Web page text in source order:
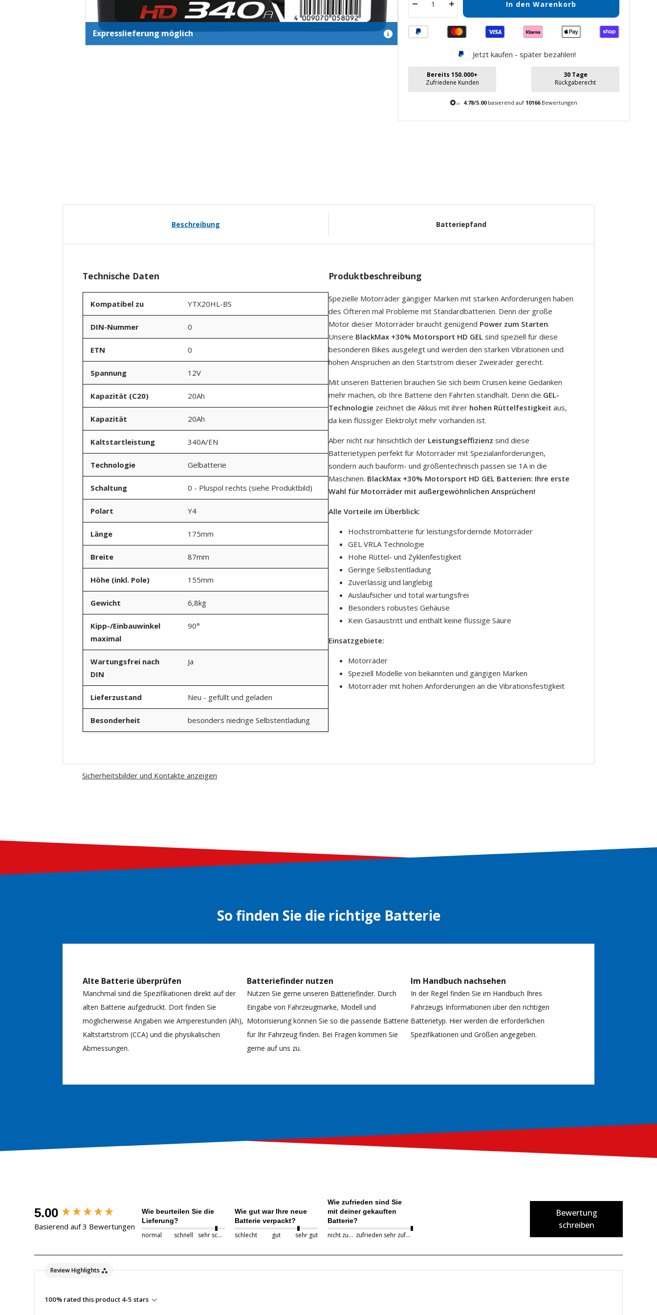
Expresslieferung möglich
Menge
Menge
In den Warenkorb
Jetzt kaufen - später bezahlen!
Bereits 150.000+
Zufriedene Kunden
30 Tage
Rückgaberecht
4.78/5.00basierend auf 10166Bewertungen
Beschreibung Batteriepfand
Technische Daten
Kompatibel zu YTX20HL-BS
DIN-Nummer 0
ETN 0
Spannung 12V
Kapazität (C20) 20Ah
Kapazität 20Ah
Kaltstartleistung 340A/EN
Technologie Gelbatterie
Schaltung 0 - Pluspol rechts (siehe Produktbild)
Polart Y4
Länge 175mm
Breite 87mm
Höhe (inkl. Pole) 155mm
Gewicht 6,8kg
Kipp-/Einbauwinkel
maximal
90°
Wartungsfrei nach
DIN
Ja
Lieferzustand Neu - gefüllt und geladen
Besonderheit besonders niedrige Selbstentladung
Produktbeschreibung
Spezielle Motorräder gängiger Marken mit starken Anforderungen haben
des Öfteren mal Probleme mit Standardbatterien. Denn der große
Motor dieser Motorräder braucht genügend Power zum Starten.
Unsere BlackMax +30% Motorsport HD GEL sind speziell für diese
besonderen Bikes ausgelegt und werden den starken Vibrationen und
hohen Ansprüchen an den Startstrom dieser Zweiräder gerecht.
Mit unseren Batterien brauchen Sie sich beim Cruisen keine Gedanken
mehr machen, ob Ihre Batterie den Fahrten standhält. Denn die GEL-
Technologie zeichnet die Akkus mit ihrer hohen Rüttelfestigkeit aus,
da kein flüssiger Elektrolyt mehr vorhanden ist.
Aber nicht nur hinsichtlich der Leistungseffizienz sind diese
Batterietypen perfekt für Motorräder mit Spezialanforderungen,
sondern auch bauform- und größentechnisch passen sie 1A in die
Maschinen. BlackMax +30% Motorsport HD GEL Batterien: Ihre erste
Wahl für Motorräder mit außergewöhnlichen Ansprüchen!
Alle Vorteile im Überblick:
Hochstrombatterie für leistungsfordernde Motorräder
GEL VRLA Technologie
Hohe Rüttel- und Zyklenfestigkeit
Geringe Selbstentladung
Zuverlässig und langlebig
Auslaufsicher und total wartungsfrei
Besonders robustes Gehäuse
Kein Gasaustritt und enthält keine flüssige Säure
Einsatzgebiete:
Motorräder
Speziell Modelle von bekannten und gängigen Marken
Motorräder mit hohen Anforderungen an die Vibrationsfestigkeit
Sicherheitsbilder und Kontakte anzeigen
So finden Sie die richtige Batterie
Alte Batterie überprüfen
Manchmal sind die Spezifikationen direkt auf der
alten Batterie aufgedruckt. Dort finden Sie
möglicherweise Angaben wie Amperestunden (Ah),
Kaltstartstrom (CCA) und die physikalischen
Abmessungen.
Batteriefinder nutzen
Nutzen Sie gerne unseren Batteriefinder. Durch
Eingabe von Fahrzeugmarke, Modell und
Motorisierung können Sie so die passende Batterie
für Ihr Fahrzeug finden. Bei Fragen kommen Sie
gerne auf uns zu.
Im Handbuch nachsehen
In der Regel finden Sie im Handbuch Ihres
Fahrzeugs Informationen über den richtigen
Batterietyp. Hier werden die erforderlichen
Spezifikationen und Größen angegeben.
5.00
Basierend auf 3 Bewertungen
Wie beurteilen Sie die
Lieferung?
normal schnell sehr schnell
Wie gut war Ihre neue
Batterie verpackt?
schlecht gut sehr gut
Wie zufrieden sind Sie
mit deiner gekauften
Batterie?
nicht zufrieden zufrieden sehr zufrieden
Bewertung
schreiben
Review Highlights
100% rated this product 4-5 stars